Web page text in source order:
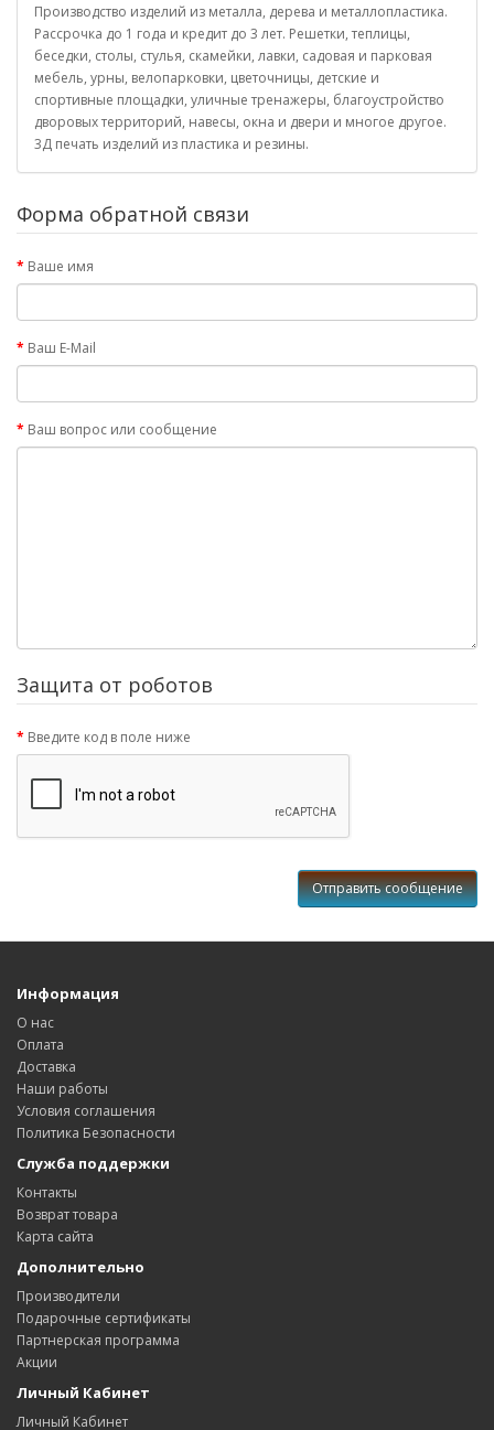
Производство изделий из металла, дерева и металлопластика.
Рассрочка до 1 года и кредит до 3 лет. Решетки, теплицы,
беседки, столы, стулья, скамейки, лавки, садовая и парковая
мебель, урны, велопарковки, цветочницы, детские и
спортивные площадки, уличные тренажеры, благоустройство
дворовых территорий, навесы, окна и двери и многое другое.
3Д печать изделий из пластика и резины.
Форма обратной связи
Ваше имя
Ваш E-Mail
Ваш вопрос или сообщение
Защита от роботов
Введите код в поле ниже
Информация
О нас
Оплата
Доставка
Наши работы
Условия соглашения
Политика Безопасности
Служба поддержки
Контакты
Возврат товара
Карта сайта
Дополнительно
Производители
Подарочные сертификаты
Партнерская программа
Акции
Личный Кабинет
Личный Кабинет